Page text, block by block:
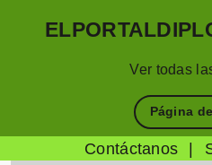
Ver todas
Página
Contáctanos |